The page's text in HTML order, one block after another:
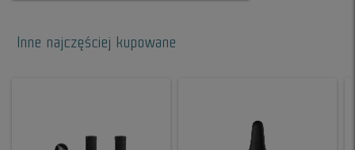
Inne najczęściej kupowane